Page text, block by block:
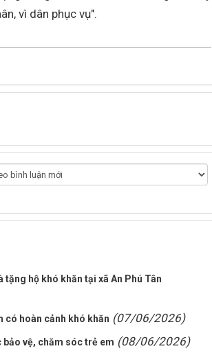
vì dân phục vụ".
hộ khó khăn tại xã An Phú Tân
có hoàn cảnh khó khăn (07/06/2026)
vệ, chăm sóc trẻ em (08/06/2026)